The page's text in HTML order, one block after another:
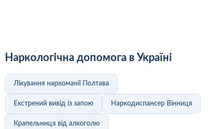
Наркологічна допомога в Україні
Лікування наркоманії Полтава
Екстрений вивід із запою Наркодиспансер Вінниця
Крапельниця від алкоголю